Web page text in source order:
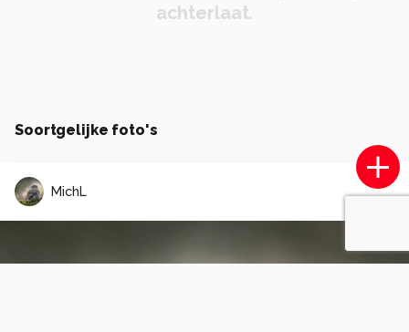
achterlaat.
Soortgelijke foto's
MichL